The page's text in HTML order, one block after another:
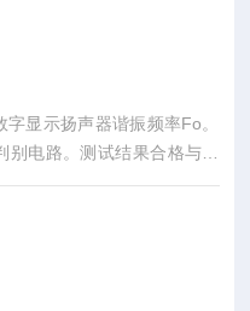
显示扬声器谐振频率Fo。
电路。测试结果合格与否
线上使用。C型具有智能、